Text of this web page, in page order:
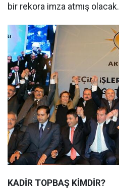
bir rekora imza atmış olacak.
KADİR TOPBAŞ KİMDİR?